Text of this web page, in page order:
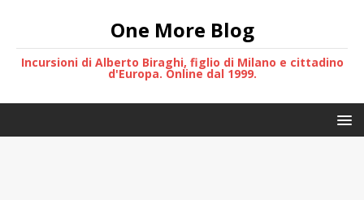
One More Blog
Incursioni di Alberto Biraghi, figlio di Milano e cittadino
d'Europa. Online dal 1999.